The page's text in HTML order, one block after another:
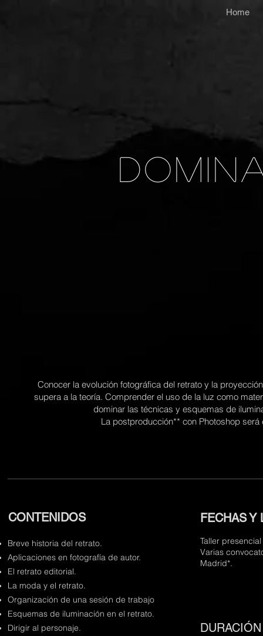
Home
Conocer la evolución fotográfica del retrato y la
supera a la teoría. Comprender el uso de la luz como
dominarlas técnicas y esquemas de
La postproducción** con Photoshop
CONTENIDOS FECHAS Y
Breve historia del retrato.
Aplicaciones en fotografía de autor.
El retrato editorial.
La moda y el retrato.
Organización de una sesión de trabajo
Esquemas de iluminación en el retrato.
Dirigir al personaje.
Taller
Varias
Madrid*.